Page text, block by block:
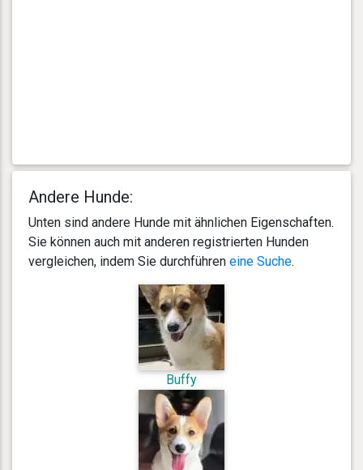
Andere Hunde:
Unten sind andere Hunde mit ähnlichen Eigenschaften.
Sie können auch mit anderen registrierten Hunden
vergleichen, indem Sie durchführen eine Suche.
Buffy